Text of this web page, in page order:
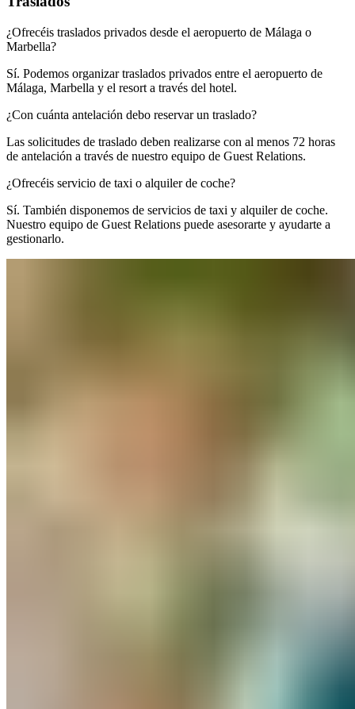
¿Ofrecéis traslados privados desde el aeropuerto de Málaga o
Marbella?​​​​‌ ‍ ​‍​‍‌‍ ‌ ​‍‌‍‍‌‌‍‌ ‌‍‍‌‌‍ ‍​‍​‍​ ‍‍​‍​‍‌ ​ ‌‍​‌‌‍ ‍‌‍‍‌‌ ‌​‌ ‍‌​‍ ‍‌‍‍‌‌‍ ​‍​‍​‍ ​​‍​‍‌‍‍​‌ ​‍‌‍‌‌‌‍‌‍​‍​‍​ ‍‍​‍​‍‌‍‍​‌ ‌​‌ ‌​‌ ​​‌ ​ ​ ‍‍​‍ ​‍ ‌‍ ​​‍ ‌‌‍​‌‌‍ ‍‌‍‌​​‍ ‌‌ ​‍​‍ ‌‌‍‍​‌‍ ‌ ‌​‌‍‌‌‌‍ ​‌ ​ ​‍ ‌‌ ​ ‌ ‌​‌ ‌‌‌‍‌​‌‍‍‌‌‍ ​‍ ‍‌ ‌‍‌‍‌‌‌ ​‍‌‍​ ‌‍‌‌‌‍ ​​‍ ‍‌‍​‌‌ ​​‌ ​​​‍ ‌‍‍‌‌‍ ‍‌ ‌​‌‍‌‌‌‍ ‍‌ ‌​​‍ ‌‍‌‌‌‍‌​‌‍‍‌‌ ‌​​‍ ‌‍ ‌‌‍ ‌‍‌​‌‍‌‌​ ‌‌ ​​‌ ​‍‌‍‌‌‌ ​ ‌‍‌‌‌‍ ‍‌ ‌​‌‍​‌‌ ‌​‌‍‍‌‌‍ ‌‍ ‍​ ‍ ‌‍‍‌‌‍‌​​ ‌‌‍​‌‌‍​‍​ ‍‌​ ​ ​ ‌ ​ ‌‌​ ‍​‌‍‌‍​‍ ‌​ ‌​​ ‍‌​ ‌‌‌‍‌​​‍ ‌​ ‌​‌‍​‌‌‍​‍‌‍​ ​‍ ‌​ ‍‌​ ‌​‌‍​‍​ ‌ ​‍ ‌​ ‌ ​ ‌‍‌‍‌​​ ​‌​ ​​​ ​‌​ ​‌‌‍‌‌​ ‍​​ ‍‌​ ​ ​ ‌ ​ ‍ ‌ ‌​‌ ‍‌‌ ​​‌‍‌‌​ ‌‌‍‍​‌‍ ‌ ‌​‌‍‌‌‌‍ ​‌​‌‍‌‍​‌‌ ​‌​ ‍ ‌ ​​‌‍​‌‌ ‌​‌‍‍​​ ‌‌ ​‌‌ ‌‌‌‍‌‌‌ ​ ‌ ‌​‌‍‍‌‌‍ ‌‍ ‍​ ‌‍​‍‌‍​‌‌ ​ ‌‍‌‌‌‌‌‌‌ ​‍‌‍ ​​ ‌‌‍‍​‌ ‌​‌ ‌​‌ ​​‌ ​ ​‍‌‌​ ​ ‌​​‌​‍‌‌​ ​‍‌​‌‍​‍‌‌​ ​‍‌​‌‍‌‍ ​​‍ ‌‌‍​‌‌‍ ‍‌‍‌​​‍ ‌‌ ​‍​‍ ‌‌‍‍​‌‍ ‌ ‌​‌‍‌‌‌‍ ​‌ ​ ​‍ ‌‌ ​ ‌ ‌​‌ ‌‌‌‍‌​‌‍‍‌‌‍ ​‍ ‍‌ ‌‍‌‍‌‌‌ ​‍‌‍​ ‌‍‌‌‌‍ ​​‍ ‍‌‍​‌‌ ​​‌ ​​​‍‌‍‌‍‍‌‌‍‌​​ ‌‌‍​‌‌‍​‍​ ‍‌​ ​ ​ ‌ ​ ‌‌​ ‍​‌‍‌‍​‍ ‌​ ‌​​ ‍‌​ ‌‌‌‍‌​​‍ ‌​ ‌​‌‍​‌‌‍​‍‌‍​ ​‍ ‌​ ‍‌​ ‌​‌‍​‍​ ‌ ​‍ ‌​ ‌ ​ ‌‍‌‍‌​​ ​‌​ ​​​ ​‌​ ​‌‌‍‌‌​ ‍​​ ‍‌​ ​ ​ ‌ ​‍‌‍‌ ‌​‌ ‍‌‌ ​​‌‍‌‌​ ‌‌‍‍​‌‍ ‌ ‌​‌‍‌‌‌‍ ​‌​‌‍‌‍​‌‌ ​‌​‍‌‍‌ ​​‌‍​‌‌ ‌​‌‍‍​​ ‌‌ ​‌‌ ‌‌‌‍‌‌‌ ​ ‌ ‌​‌‍‍‌‌‍ ‌‍ ‍​‍‌‍‌ ​​‌‍‌‌‌ ​‍‌ ​ ‌ ​​‌‍‌‌‌‍​ ‌ ‌​‌‍‍‌‌ ‌‍‌‍‌‌​ ‌‌ ​​‌ ‌‌‌‍​‍‌‍ ​‌‍‍‌‌ ​ ‌‍‍​‌‍‌‌‌‍‌​​‍​‍‌ ‌
Sí. Podemos organizar traslados privados entre el aeropuerto de
Málaga, Marbella y el resort a través del hotel.​​​​‌ ‍ ​‍​‍‌‍ ‌ ​‍‌‍‍‌‌‍‌ ‌‍‍‌‌‍ ‍​‍​‍​ ‍‍​‍​‍‌ ​ ‌‍​‌‌‍ ‍‌‍‍‌‌ ‌​‌ ‍‌​‍ ‍‌‍‍‌‌‍ ​‍​‍​‍ ​​‍​‍‌‍‍​‌ ​‍‌‍‌‌‌‍‌‍​‍​‍​ ‍‍​‍​‍‌‍‍​‌ ‌​‌ ‌​‌ ​​‌ ​ ​ ‍‍​‍ ​‍ ‌‍ ​​‍ ‌‌‍​‌‌‍ ‍‌‍‌​​‍ ‌‌ ​‍​‍ ‌‌‍‍​‌‍ ‌ ‌​‌‍‌‌‌‍ ​‌ ​ ​‍ ‌‌ ​ ‌ ‌​‌ ‌‌‌‍‌​‌‍‍‌‌‍ ​‍ ‍‌ ‌‍‌‍‌‌‌ ​‍‌‍​ ‌‍‌‌‌‍ ​​‍ ‍‌‍​‌‌ ​​‌ ​​​‍ ‌‍‍‌‌‍ ‍‌ ‌​‌‍‌‌‌‍ ‍‌ ‌​​‍ ‌‍‌‌‌‍‌​‌‍‍‌‌ ‌​​‍ ‌‍ ‌‌‍ ‌‍‌​‌‍‌‌​ ‌‌ ​​‌ ​‍‌‍‌‌‌ ​ ‌‍‌‌‌‍ ‍‌ ‌​‌‍​‌‌ ‌​‌‍‍‌‌‍ ‌‍ ‍​ ‍ ‌‍‍‌‌‍‌​​ ‌‌‍​‌‌‍​‍​ ‍‌​ ​ ​ ‌ ​ ‌‌​ ‍​‌‍‌‍​‍ ‌​ ‌​​ ‍‌​ ‌‌‌‍‌​​‍ ‌​ ‌​‌‍​‌‌‍​‍‌‍​ ​‍ ‌​ ‍‌​ ‌​‌‍​‍​ ‌ ​‍ ‌​ ‌ ​ ‌‍‌‍‌​​ ​‌​ ​​​ ​‌​ ​‌‌‍‌‌​ ‍​​ ‍‌​ ​ ​ ‌ ​ ‍ ‌ ‌​‌ ‍‌‌ ​​‌‍‌‌​ ‌‌‍‍​‌‍ ‌ ‌​‌‍‌‌‌‍ ​‌​‌‍‌‍​‌‌ ​‌​ ‍ ‌ ​​‌‍​‌‌ ‌​‌‍‍​​ ‌‌‍​‌‌‍ ‍‌ ​ ‌ ‌ ‌‍‌‌‌ ​‍​‍‌‌​ ‌‌‌​​‍‌‌ ‌‍‍ ‌‍‌‌‌ ‍‌​‍‌‌​ ​ ‌​‌​​‍‌‌​ ​ ‌​‌​​‍‌‌​ ​‍​ ​‍‌‍‌‌​ ‍‌‌‍‌​​ ​‌‌‍‌‍​ ​​‌‍​‍​ ‌​​ ‌‍​ ‍‌​ ​​​ ‌ ​‍‌‌​ ​‍​ ​‍​‍‌‌​ ‌‌‌​‌​​‍ ‍‌‍​ ‌‍‍​‌‍‍‌‌‍ ​‌‍‌​‌ ​‍‌‍‌‌‌‍ ‍​‍‌‌​ ‌‌‌​​‍‌‌ ‌‍‍ ‌‍‌‌‌ ‍‌​‍‌‌​ ​ ‌​‌​​‍‌‌​ ​ ‌​‌​​‍‌‌​ ​‍​ ​‍​ ‍​​ ‌‌​ ‍​​ ‌ ​ ‌‌‌‍‌‍‌‍‌​‌‍​‌‌‍‌‍‌‍​‌‌‍‌‌​ ​​​‍‌‌​ ​‍​ ​‍​‍‌‌​ ‌‌‌​‌​​‍ ‍‌ ‌​‌‍‌‌‌ ‍​‌ ‌​​ ‌‍​‍‌‍​‌‌ ​ ‌‍‌‌‌‌‌‌‌ ​‍‌‍ ​​ ‌‌‍‍​‌ ‌​‌ ‌​‌ ​​‌ ​ ​‍‌‌​ ​ ‌​​‌​‍‌‌​ ​‍‌​‌‍​‍‌‌​ ​‍‌​‌‍‌‍ ​​‍ ‌‌‍​‌‌‍ ‍‌‍‌​​‍ ‌‌ ​‍​‍ ‌‌‍‍​‌‍ ‌ ‌​‌‍‌‌‌‍ ​‌ ​ ​‍ ‌‌ ​ ‌ ‌​‌ ‌‌‌‍‌​‌‍‍‌‌‍ ​‍ ‍‌ ‌‍‌‍‌‌‌ ​‍‌‍​ ‌‍‌‌‌‍ ​​‍ ‍‌‍​‌‌ ​​‌ ​​​‍‌‍‌‍‍‌‌‍‌​​ ‌‌‍​‌‌‍​‍​ ‍‌​ ​ ​ ‌ ​ ‌‌​ ‍​‌‍‌‍​‍ ‌​ ‌​​ ‍‌​ ‌‌‌‍‌​​‍ ‌​ ‌​‌‍​‌‌‍​‍‌‍​ ​‍ ‌​ ‍‌​ ‌​‌‍​‍​ ‌ ​‍ ‌​ ‌ ​ ‌‍‌‍‌​​ ​‌​ ​​​ ​‌​ ​‌‌‍‌‌​ ‍​​ ‍‌​ ​ ​ ‌ ​‍‌‍‌ ‌​‌ ‍‌‌ ​​‌‍‌‌​ ‌‌‍‍​‌‍ ‌ ‌​‌‍‌‌‌‍ ​‌​‌‍‌‍​‌‌ ​‌​‍‌‍‌ ​​‌‍​‌‌ ‌​‌‍‍​​ ‌‌‍​‌‌‍ ‍‌ ​ ‌ ‌ ‌‍‌‌‌ ​‍​‍‌‌​ ‌‌‌​​‍‌‌ ‌‍‍ ‌‍‌‌‌ ‍‌​‍‌‌​ ​ ‌​‌​​‍‌‌​ ​ ‌​‌​​‍‌‌​ ​‍​ ​‍‌‍‌‌​ ‍‌‌‍‌​​ ​‌‌‍‌‍​ ​​‌‍​‍​ ‌​​ ‌‍​ ‍‌​ ​​​ ‌ ​‍‌‌​ ​‍​ ​‍​‍‌‌​ ‌‌‌​‌​​‍ ‍‌‍​ ‌‍‍​‌‍‍‌‌‍ ​‌‍‌​‌ ​‍‌‍‌‌‌‍ ‍​‍‌‌​ ‌‌‌​​‍‌‌ ‌‍‍ ‌‍‌‌‌ ‍‌​‍‌‌​ ​ ‌​‌​​‍‌‌​ ​ ‌​‌​​‍‌‌​ ​‍​ ​‍​ ‍​​ ‌‌​ ‍​​ ‌ ​ ‌‌‌‍‌‍‌‍‌​‌‍​‌‌‍‌‍‌‍​‌‌‍‌‌​ ​​​‍‌‌​ ​‍​ ​‍​‍‌‌​ ‌‌‌​‌​​‍ ‍‌ ‌​‌‍‌‌‌ ‍​‌ ‌​​‍‌‍‌ ​​‌‍‌‌‌ ​‍‌ ​ ‌ ​​‌‍‌‌‌‍​ ‌ ‌​‌‍‍‌‌ ‌‍‌‍‌‌​ ‌‌ ​​‌ ‌‌‌‍​‍‌‍ ​‌‍‍‌‌ ​ ‌‍‍​‌‍‌‌‌‍‌​​‍​‍‌ ‌
¿Con cuánta antelación debo reservar un traslado?​​​​‌ ‍ ​‍​‍‌‍ ‌ ​‍‌‍‍‌‌‍‌ ‌‍‍‌‌‍ ‍​‍​‍​ ‍‍​‍​‍‌ ​ ‌‍​‌‌‍ ‍‌‍‍‌‌ ‌​‌ ‍‌​‍ ‍‌‍‍‌‌‍ ​‍​‍​‍ ​​‍​‍‌‍‍​‌ ​‍‌‍‌‌‌‍‌‍​‍​‍​ ‍‍​‍​‍‌‍‍​‌ ‌​‌ ‌​‌ ​​‌ ​ ​ ‍‍​‍ ​‍ ‌‍ ​​‍ ‌‌‍​‌‌‍ ‍‌‍‌​​‍ ‌‌ ​‍​‍ ‌‌‍‍​‌‍ ‌ ‌​‌‍‌‌‌‍ ​‌ ​ ​‍ ‌‌ ​ ‌ ‌​‌ ‌‌‌‍‌​‌‍‍‌‌‍ ​‍ ‍‌ ‌‍‌‍‌‌‌ ​‍‌‍​ ‌‍‌‌‌‍ ​​‍ ‍‌‍​‌‌ ​​‌ ​​​‍ ‌‍‍‌‌‍ ‍‌ ‌​‌‍‌‌‌‍ ‍‌ ‌​​‍ ‌‍‌‌‌‍‌​‌‍‍‌‌ ‌​​‍ ‌‍ ‌‌‍ ‌‍‌​‌‍‌‌​ ‌‌ ​​‌ ​‍‌‍‌‌‌ ​ ‌‍‌‌‌‍ ‍‌ ‌​‌‍​‌‌ ‌​‌‍‍‌‌‍ ‌‍ ‍​ ‍ ‌‍‍‌‌‍‌​​ ‌​ ​ ‌‍​‍‌‍​‍‌‍‌​​ ‌​​ ‌ ‌‍​‌​ ‌‍​‍ ‌​ ‍​​ ‍​‌‍‌‍‌‍​‌​‍ ‌​ ‌​​ ‌‌​ ​‍‌‍‌‌​‍ ‌​ ‍​‌‍‌‌​ ​ ​ ​‌​‍ ‌​ ​ ‌‍‌‍‌‍‌​‌‍‌​‌‍​‍​ ‌ ​ ​‍​ ​‍​ ​​​ ‍​​ ‍‌​ ​‍​ ‍ ‌ ‌​‌ ‍‌‌ ​​‌‍‌‌​ ‌‌‍‍​‌‍ ‌ ‌​‌‍‌‌‌‍ ​‌​‌‍‌‍​‌‌ ​‌​ ‍ ‌ ​​‌‍​‌‌ ‌​‌‍‍​​ ‌‌ ​‌‌ ‌‌‌‍‌‌‌ ​ ‌ ‌​‌‍‍‌‌‍ ‌‍ ‍​ ‌‍​‍‌‍​‌‌ ​ ‌‍‌‌‌‌‌‌‌ ​‍‌‍ ​​ ‌‌‍‍​‌ ‌​‌ ‌​‌ ​​‌ ​ ​‍‌‌​ ​ ‌​​‌​‍‌‌​ ​‍‌​‌‍​‍‌‌​ ​‍‌​‌‍‌‍ ​​‍ ‌‌‍​‌‌‍ ‍‌‍‌​​‍ ‌‌ ​‍​‍ ‌‌‍‍​‌‍ ‌ ‌​‌‍‌‌‌‍ ​‌ ​ ​‍ ‌‌ ​ ‌ ‌​‌ ‌‌‌‍‌​‌‍‍‌‌‍ ​‍ ‍‌ ‌‍‌‍‌‌‌ ​‍‌‍​ ‌‍‌‌‌‍ ​​‍ ‍‌‍​‌‌ ​​‌ ​​​‍‌‍‌‍‍‌‌‍‌​​ ‌​ ​ ‌‍​‍‌‍​‍‌‍‌​​ ‌​​ ‌ ‌‍​‌​ ‌‍​‍ ‌​ ‍​​ ‍​‌‍‌‍‌‍​‌​‍ ‌​ ‌​​ ‌‌​ ​‍‌‍‌‌​‍ ‌​ ‍​‌‍‌‌​ ​ ​ ​‌​‍ ‌​ ​ ‌‍‌‍‌‍‌​‌‍‌​‌‍​‍​ ‌ ​ ​‍​ ​‍​ ​​​ ‍​​ ‍‌​ ​‍​‍‌‍‌ ‌​‌ ‍‌‌ ​​‌‍‌‌​ ‌‌‍‍​‌‍ ‌ ‌​‌‍‌‌‌‍ ​‌​‌‍‌‍​‌‌ ​‌​‍‌‍‌ ​​‌‍​‌‌ ‌​‌‍‍​​ ‌‌ ​‌‌ ‌‌‌‍‌‌‌ ​ ‌ ‌​‌‍‍‌‌‍ ‌‍ ‍​‍‌‍‌ ​​‌‍‌‌‌ ​‍‌ ​ ‌ ​​‌‍‌‌‌‍​ ‌ ‌​‌‍‍‌‌ ‌‍‌‍‌‌​ ‌‌ ​​‌ ‌‌‌‍​‍‌‍ ​‌‍‍‌‌ ​ ‌‍‍​‌‍‌‌‌‍‌​​‍​‍‌ ‌
Las solicitudes de traslado deben realizarse con al menos 72 horas
de antelación a través de nuestro equipo de Guest Relations.​​​​‌ ‍ ​‍​‍‌‍ ‌ ​‍‌‍‍‌‌‍‌ ‌‍‍‌‌‍ ‍​‍​‍​ ‍‍​‍​‍‌ ​ ‌‍​‌‌‍ ‍‌‍‍‌‌ ‌​‌ ‍‌​‍ ‍‌‍‍‌‌‍ ​‍​‍​‍ ​​‍​‍‌‍‍​‌ ​‍‌‍‌‌‌‍‌‍​‍​‍​ ‍‍​‍​‍‌‍‍​‌ ‌​‌ ‌​‌ ​​‌ ​ ​ ‍‍​‍ ​‍ ‌‍ ​​‍ ‌‌‍​‌‌‍ ‍‌‍‌​​‍ ‌‌ ​‍​‍ ‌‌‍‍​‌‍ ‌ ‌​‌‍‌‌‌‍ ​‌ ​ ​‍ ‌‌ ​ ‌ ‌​‌ ‌‌‌‍‌​‌‍‍‌‌‍ ​‍ ‍‌ ‌‍‌‍‌‌‌ ​‍‌‍​ ‌‍‌‌‌‍ ​​‍ ‍‌‍​‌‌ ​​‌ ​​​‍ ‌‍‍‌‌‍ ‍‌ ‌​‌‍‌‌‌‍ ‍‌ ‌​​‍ ‌‍‌‌‌‍‌​‌‍‍‌‌ ‌​​‍ ‌‍ ‌‌‍ ‌‍‌​‌‍‌‌​ ‌‌ ​​‌ ​‍‌‍‌‌‌ ​ ‌‍‌‌‌‍ ‍‌ ‌​‌‍​‌‌ ‌​‌‍‍‌‌‍ ‌‍ ‍​ ‍ ‌‍‍‌‌‍‌​​ ‌​ ​ ‌‍​‍‌‍​‍‌‍‌​​ ‌​​ ‌ ‌‍​‌​ ‌‍​‍ ‌​ ‍​​ ‍​‌‍‌‍‌‍​‌​‍ ‌​ ‌​​ ‌‌​ ​‍‌‍‌‌​‍ ‌​ ‍​‌‍‌‌​ ​ ​ ​‌​‍ ‌​ ​ ‌‍‌‍‌‍‌​‌‍‌​‌‍​‍​ ‌ ​ ​‍​ ​‍​ ​​​ ‍​​ ‍‌​ ​‍​ ‍ ‌ ‌​‌ ‍‌‌ ​​‌‍‌‌​ ‌‌‍‍​‌‍ ‌ ‌​‌‍‌‌‌‍ ​‌​‌‍‌‍​‌‌ ​‌​ ‍ ‌ ​​‌‍​‌‌ ‌​‌‍‍​​ ‌‌‍​‌‌‍ ‍‌ ​ ‌ ‌ ‌‍‌‌‌ ​‍​‍‌‌​ ‌‌‌​​‍‌‌ ‌‍‍ ‌‍‌‌‌ ‍‌​‍‌‌​ ​ ‌​‌​​‍‌‌​ ​ ‌​‌​​‍‌‌​ ​‍​ ​‍​ ​ ​ ​ ‌‍​‍​ ‍​​ ‌‍​ ‌‌‌‍‌‍‌‍​‍‌‍‌​​ ‌ ​ ​ ‌‍​‌​‍‌‌​ ​‍​ ​‍​‍‌‌​ ‌‌‌​‌​​‍ ‍‌‍​ ‌‍‍​‌‍‍‌‌‍ ​‌‍‌​‌ ​‍‌‍‌‌‌‍ ‍​‍‌‌​ ‌‌‌​​‍‌‌ ‌‍‍ ‌‍‌‌‌ ‍‌​‍‌‌​ ​ ‌​‌​​‍‌‌​ ​ ‌​‌​​‍‌‌​ ​‍​ ​‍‌‍​‍​ ‌‍​ ‌ ​ ​​​ ‍​​ ​‌​ ​‍‌‍‌​‌‍​‌‌‍‌‍‌‍​ ‌‍‌‍​‍‌‌​ ​‍​ ​‍​‍‌‌​ ‌‌‌​‌​​‍ ‍‌ ‌​‌‍‌‌‌ ‍​‌ ‌​​ ‌‍​‍‌‍​‌‌ ​ ‌‍‌‌‌‌‌‌‌ ​‍‌‍ ​​ ‌‌‍‍​‌ ‌​‌ ‌​‌ ​​‌ ​ ​‍‌‌​ ​ ‌​​‌​‍‌‌​ ​‍‌​‌‍​‍‌‌​ ​‍‌​‌‍‌‍ ​​‍ ‌‌‍​‌‌‍ ‍‌‍‌​​‍ ‌‌ ​‍​‍ ‌‌‍‍​‌‍ ‌ ‌​‌‍‌‌‌‍ ​‌ ​ ​‍ ‌‌ ​ ‌ ‌​‌ ‌‌‌‍‌​‌‍‍‌‌‍ ​‍ ‍‌ ‌‍‌‍‌‌‌ ​‍‌‍​ ‌‍‌‌‌‍ ​​‍ ‍‌‍​‌‌ ​​‌ ​​​‍‌‍‌‍‍‌‌‍‌​​ ‌​ ​ ‌‍​‍‌‍​‍‌‍‌​​ ‌​​ ‌ ‌‍​‌​ ‌‍​‍ ‌​ ‍​​ ‍​‌‍‌‍‌‍​‌​‍ ‌​ ‌​​ ‌‌​ ​‍‌‍‌‌​‍ ‌​ ‍​‌‍‌‌​ ​ ​ ​‌​‍ ‌​ ​ ‌‍‌‍‌‍‌​‌‍‌​‌‍​‍​ ‌ ​ ​‍​ ​‍​ ​​​ ‍​​ ‍‌​ ​‍​‍‌‍‌ ‌​‌ ‍‌‌ ​​‌‍‌‌​ ‌‌‍‍​‌‍ ‌ ‌​‌‍‌‌‌‍ ​‌​‌‍‌‍​‌‌ ​‌​‍‌‍‌ ​​‌‍​‌‌ ‌​‌‍‍​​ ‌‌‍​‌‌‍ ‍‌ ​ ‌ ‌ ‌‍‌‌‌ ​‍​‍‌‌​ ‌‌‌​​‍‌‌ ‌‍‍ ‌‍‌‌‌ ‍‌​‍‌‌​ ​ ‌​‌​​‍‌‌​ ​ ‌​‌​​‍‌‌​ ​‍​ ​‍​ ​ ​ ​ ‌‍​‍​ ‍​​ ‌‍​ ‌‌‌‍‌‍‌‍​‍‌‍‌​​ ‌ ​ ​ ‌‍​‌​‍‌‌​ ​‍​ ​‍​‍‌‌​ ‌‌‌​‌​​‍ ‍‌‍​ ‌‍‍​‌‍‍‌‌‍ ​‌‍‌​‌ ​‍‌‍‌‌‌‍ ‍​‍‌‌​ ‌‌‌​​‍‌‌ ‌‍‍ ‌‍‌‌‌ ‍‌​‍‌‌​ ​ ‌​‌​​‍‌‌​ ​ ‌​‌​​‍‌‌​ ​‍​ ​‍‌‍​‍​ ‌‍​ ‌ ​ ​​​ ‍​​ ​‌​ ​‍‌‍‌​‌‍​‌‌‍‌‍‌‍​ ‌‍‌‍​‍‌‌​ ​‍​ ​‍​‍‌‌​ ‌‌‌​‌​​‍ ‍‌ ‌​‌‍‌‌‌ ‍​‌ ‌​​‍‌‍‌ ​​‌‍‌‌‌ ​‍‌ ​ ‌ ​​‌‍‌‌‌‍​ ‌ ‌​‌‍‍‌‌ ‌‍‌‍‌‌​ ‌‌ ​​‌ ‌‌‌‍​‍‌‍ ​‌‍‍‌‌ ​ ‌‍‍​‌‍‌‌‌‍‌​​‍​‍‌ ‌
¿Ofrecéis servicio de taxi o alquiler de coche?​​​​‌ ‍ ​‍​‍‌‍ ‌ ​‍‌‍‍‌‌‍‌ ‌‍‍‌‌‍ ‍​‍​‍​ ‍‍​‍​‍‌ ​ ‌‍​‌‌‍ ‍‌‍‍‌‌ ‌​‌ ‍‌​‍ ‍‌‍‍‌‌‍ ​‍​‍​‍ ​​‍​‍‌‍‍​‌ ​‍‌‍‌‌‌‍‌‍​‍​‍​ ‍‍​‍​‍‌‍‍​‌ ‌​‌ ‌​‌ ​​‌ ​ ​ ‍‍​‍ ​‍ ‌‍ ​​‍ ‌‌‍​‌‌‍ ‍‌‍‌​​‍ ‌‌ ​‍​‍ ‌‌‍‍​‌‍ ‌ ‌​‌‍‌‌‌‍ ​‌ ​ ​‍ ‌‌ ​ ‌ ‌​‌ ‌‌‌‍‌​‌‍‍‌‌‍ ​‍ ‍‌ ‌‍‌‍‌‌‌ ​‍‌‍​ ‌‍‌‌‌‍ ​​‍ ‍‌‍​‌‌ ​​‌ ​​​‍ ‌‍‍‌‌‍ ‍‌ ‌​‌‍‌‌‌‍ ‍‌ ‌​​‍ ‌‍‌‌‌‍‌​‌‍‍‌‌ ‌​​‍ ‌‍ ‌‌‍ ‌‍‌​‌‍‌‌​ ‌‌ ​​‌ ​‍‌‍‌‌‌ ​ ‌‍‌‌‌‍ ‍‌ ‌​‌‍​‌‌ ‌​‌‍‍‌‌‍ ‌‍ ‍​ ‍ ‌‍‍‌‌‍‌​​ ‌‌‍​ ‌‍‌‌​ ‍​​ ‌‍​ ‌​‌‍‌​​ ‌‌‌‍‌‍​‍ ‌‌‍​‌​ ‍‌‌‍‌‌​ ​ ​‍ ‌​ ‌​​ ‍‌​ ‌​‌‍‌​​‍ ‌​ ‍‌‌‍​‌‌‍‌‍‌‍​‍​‍ ‌‌‍​ ​ ‌‌​ ‍​‌‍​‍‌‍‌​​ ​‌​ ​‌‌‍‌‌​ ‌‌‌‍​‍​ ​ ‌‍​‌​ ‍ ‌ ‌​‌ ‍‌‌ ​​‌‍‌‌​ ‌‌‍‍​‌‍ ‌ ‌​‌‍‌‌‌‍ ​‌​‌‍‌‍​‌‌ ​‌​ ‍ ‌ ​​‌‍​‌‌ ‌​‌‍‍​​ ‌‌ ​‌‌ ‌‌‌‍‌‌‌ ​ ‌ ‌​‌‍‍‌‌‍ ‌‍ ‍​ ‌‍​‍‌‍​‌‌ ​ ‌‍‌‌‌‌‌‌‌ ​‍‌‍ ​​ ‌‌‍‍​‌ ‌​‌ ‌​‌ ​​‌ ​ ​‍‌‌​ ​ ‌​​‌​‍‌‌​ ​‍‌​‌‍​‍‌‌​ ​‍‌​‌‍‌‍ ​​‍ ‌‌‍​‌‌‍ ‍‌‍‌​​‍ ‌‌ ​‍​‍ ‌‌‍‍​‌‍ ‌ ‌​‌‍‌‌‌‍ ​‌ ​ ​‍ ‌‌ ​ ‌ ‌​‌ ‌‌‌‍‌​‌‍‍‌‌‍ ​‍ ‍‌ ‌‍‌‍‌‌‌ ​‍‌‍​ ‌‍‌‌‌‍ ​​‍ ‍‌‍​‌‌ ​​‌ ​​​‍‌‍‌‍‍‌‌‍‌​​ ‌‌‍​ ‌‍‌‌​ ‍​​ ‌‍​ ‌​‌‍‌​​ ‌‌‌‍‌‍​‍ ‌‌‍​‌​ ‍‌‌‍‌‌​ ​ ​‍ ‌​ ‌​​ ‍‌​ ‌​‌‍‌​​‍ ‌​ ‍‌‌‍​‌‌‍‌‍‌‍​‍​‍ ‌‌‍​ ​ ‌‌​ ‍​‌‍​‍‌‍‌​​ ​‌​ ​‌‌‍‌‌​ ‌‌‌‍​‍​ ​ ‌‍​‌​‍‌‍‌ ‌​‌ ‍‌‌ ​​‌‍‌‌​ ‌‌‍‍​‌‍ ‌ ‌​‌‍‌‌‌‍ ​‌​‌‍‌‍​‌‌ ​‌​‍‌‍‌ ​​‌‍​‌‌ ‌​‌‍‍​​ ‌‌ ​‌‌ ‌‌‌‍‌‌‌ ​ ‌ ‌​‌‍‍‌‌‍ ‌‍ ‍​‍‌‍‌ ​​‌‍‌‌‌ ​‍‌ ​ ‌ ​​‌‍‌‌‌‍​ ‌ ‌​‌‍‍‌‌ ‌‍‌‍‌‌​ ‌‌ ​​‌ ‌‌‌‍​‍‌‍ ​‌‍‍‌‌ ​ ‌‍‍​‌‍‌‌‌‍‌​​‍​‍‌ ‌
Sí. También disponemos de servicios de taxi y alquiler de coche.
Nuestro equipo de Guest Relations puede asesorarte y ayudarte a
gestionarlo.​​​​‌ ‍ ​‍​‍‌‍ ‌ ​‍‌‍‍‌‌‍‌ ‌‍‍‌‌‍ ‍​‍​‍​ ‍‍​‍​‍‌ ​ ‌‍​‌‌‍ ‍‌‍‍‌‌ ‌​‌ ‍‌​‍ ‍‌‍‍‌‌‍ ​‍​‍​‍ ​​‍​‍‌‍‍​‌ ​‍‌‍‌‌‌‍‌‍​‍​‍​ ‍‍​‍​‍‌‍‍​‌ ‌​‌ ‌​‌ ​​‌ ​ ​ ‍‍​‍ ​‍ ‌‍ ​​‍ ‌‌‍​‌‌‍ ‍‌‍‌​​‍ ‌‌ ​‍​‍ ‌‌‍‍​‌‍ ‌ ‌​‌‍‌‌‌‍ ​‌ ​ ​‍ ‌‌ ​ ‌ ‌​‌ ‌‌‌‍‌​‌‍‍‌‌‍ ​‍ ‍‌ ‌‍‌‍‌‌‌ ​‍‌‍​ ‌‍‌‌‌‍ ​​‍ ‍‌‍​‌‌ ​​‌ ​​​‍ ‌‍‍‌‌‍ ‍‌ ‌​‌‍‌‌‌‍ ‍‌ ‌​​‍ ‌‍‌‌‌‍‌​‌‍‍‌‌ ‌​​‍ ‌‍ ‌‌‍ ‌‍‌​‌‍‌‌​ ‌‌ ​​‌ ​‍‌‍‌‌‌ ​ ‌‍‌‌‌‍ ‍‌ ‌​‌‍​‌‌ ‌​‌‍‍‌‌‍ ‌‍ ‍​ ‍ ‌‍‍‌‌‍‌​​ ‌‌‍​ ‌‍‌‌​ ‍​​ ‌‍​ ‌​‌‍‌​​ ‌‌‌‍‌‍​‍ ‌‌‍​‌​ ‍‌‌‍‌‌​ ​ ​‍ ‌​ ‌​​ ‍‌​ ‌​‌‍‌​​‍ ‌​ ‍‌‌‍​‌‌‍‌‍‌‍​‍​‍ ‌‌‍​ ​ ‌‌​ ‍​‌‍​‍‌‍‌​​ ​‌​ ​‌‌‍‌‌​ ‌‌‌‍​‍​ ​ ‌‍​‌​ ‍ ‌ ‌​‌ ‍‌‌ ​​‌‍‌‌​ ‌‌‍‍​‌‍ ‌ ‌​‌‍‌‌‌‍ ​‌​‌‍‌‍​‌‌ ​‌​ ‍ ‌ ​​‌‍​‌‌ ‌​‌‍‍​​ ‌‌‍​‌‌‍ ‍‌ ​ ‌ ‌ ‌‍‌‌‌ ​‍​‍‌‌​ ‌‌‌​​‍‌‌ ‌‍‍ ‌‍‌‌‌ ‍‌​‍‌‌​ ​ ‌​‌​​‍‌‌​ ​ ‌​‌​​‍‌‌​ ​‍​ ​‍​ ‌ ‌‍​ ‌‍​ ‌‍‌​‌‍​‍‌‍​‌​ ‌‍​ ​​‌‍‌‌‌‍‌‌​ ‌​​ ‌​​‍‌‌​ ​‍​ ​‍​‍‌‌​ ‌‌‌​‌​​‍ ‍‌‍​ ‌‍‍​‌‍‍‌‌‍ ​‌‍‌​‌ ​‍‌‍‌‌‌‍ ‍​‍‌‌​ ‌‌‌​​‍‌‌ ‌‍‍ ‌‍‌‌‌ ‍‌​‍‌‌​ ​ ‌​‌​​‍‌‌​ ​ ‌​‌​​‍‌‌​ ​‍​ ​‍‌‍​ ​ ‍‌​ ‌​​ ​​​ ​‌​ ​​​ ‌‌​ ‌ ​ ​​​ ‌ ​ ‌ ​ ​ ​‍‌‌​ ​‍​ ​‍​‍‌‌​ ‌‌‌​‌​​‍ ‍‌ ‌​‌‍‌‌‌ ‍​‌ ‌​​ ‌‍​‍‌‍​‌‌ ​ ‌‍‌‌‌‌‌‌‌ ​‍‌‍ ​​ ‌‌‍‍​‌ ‌​‌ ‌​‌ ​​‌ ​ ​‍‌‌​ ​ ‌​​‌​‍‌‌​ ​‍‌​‌‍​‍‌‌​ ​‍‌​‌‍‌‍ ​​‍ ‌‌‍​‌‌‍ ‍‌‍‌​​‍ ‌‌ ​‍​‍ ‌‌‍‍​‌‍ ‌ ‌​‌‍‌‌‌‍ ​‌ ​ ​‍ ‌‌ ​ ‌ ‌​‌ ‌‌‌‍‌​‌‍‍‌‌‍ ​‍ ‍‌ ‌‍‌‍‌‌‌ ​‍‌‍​ ‌‍‌‌‌‍ ​​‍ ‍‌‍​‌‌ ​​‌ ​​​‍‌‍‌‍‍‌‌‍‌​​ ‌‌‍​ ‌‍‌‌​ ‍​​ ‌‍​ ‌​‌‍‌​​ ‌‌‌‍‌‍​‍ ‌‌‍​‌​ ‍‌‌‍‌‌​ ​ ​‍ ‌​ ‌​​ ‍‌​ ‌​‌‍‌​​‍ ‌​ ‍‌‌‍​‌‌‍‌‍‌‍​‍​‍ ‌‌‍​ ​ ‌‌​ ‍​‌‍​‍‌‍‌​​ ​‌​ ​‌‌‍‌‌​ ‌‌‌‍​‍​ ​ ‌‍​‌​‍‌‍‌ ‌​‌ ‍‌‌ ​​‌‍‌‌​ ‌‌‍‍​‌‍ ‌ ‌​‌‍‌‌‌‍ ​‌​‌‍‌‍​‌‌ ​‌​‍‌‍‌ ​​‌‍​‌‌ ‌​‌‍‍​​ ‌‌‍​‌‌‍ ‍‌ ​ ‌ ‌ ‌‍‌‌‌ ​‍​‍‌‌​ ‌‌‌​​‍‌‌ ‌‍‍ ‌‍‌‌‌ ‍‌​‍‌‌​ ​ ‌​‌​​‍‌‌​ ​ ‌​‌​​‍‌‌​ ​‍​ ​‍​ ‌ ‌‍​ ‌‍​ ‌‍‌​‌‍​‍‌‍​‌​ ‌‍​ ​​‌‍‌‌‌‍‌‌​ ‌​​ ‌​​‍‌‌​ ​‍​ ​‍​‍‌‌​ ‌‌‌​‌​​‍ ‍‌‍​ ‌‍‍​‌‍‍‌‌‍ ​‌‍‌​‌ ​‍‌‍‌‌‌‍ ‍​‍‌‌​ ‌‌‌​​‍‌‌ ‌‍‍ ‌‍‌‌‌ ‍‌​‍‌‌​ ​ ‌​‌​​‍‌‌​ ​ ‌​‌​​‍‌‌​ ​‍​ ​‍‌‍​ ​ ‍‌​ ‌​​ ​​​ ​‌​ ​​​ ‌‌​ ‌ ​ ​​​ ‌ ​ ‌ ​ ​ ​‍‌‌​ ​‍​ ​‍​‍‌‌​ ‌‌‌​‌​​‍ ‍‌ ‌​‌‍‌‌‌ ‍​‌ ‌​​‍‌‍‌ ​​‌‍‌‌‌ ​‍‌ ​ ‌ ​​‌‍‌‌‌‍​ ‌ ‌​‌‍‍‌‌ ‌‍‌‍‌‌​ ‌‌ ​​‌ ‌‌‌‍​‍‌‍ ​‌‍‍‌‌ ​ ‌‍‍​‌‍‌‌‌‍‌​​‍​‍‌ ‌